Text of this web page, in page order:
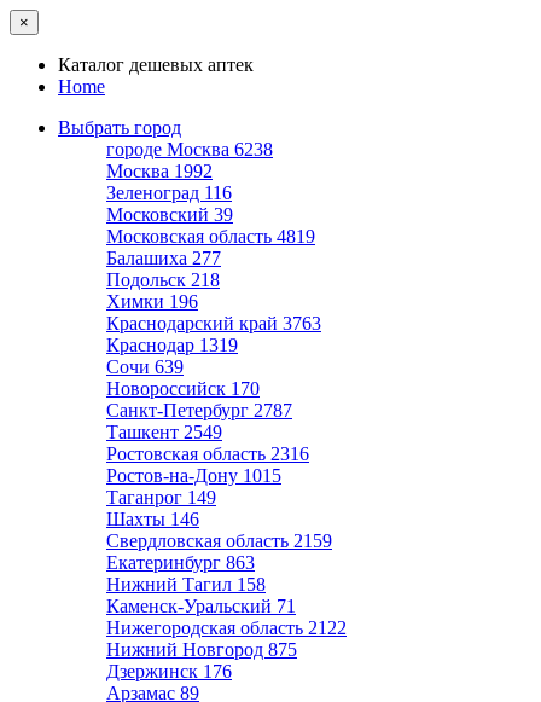
×
Каталог дешевых аптек
Home
Выбрать город
городе Москва 6238
Москва 1992
Зеленоград 116
Московский 39
Московская область 4819
Балашиха 277
Подольск 218
Химки 196
Краснодарский край 3763
Краснодар 1319
Сочи 639
Новороссийск 170
Санкт-Петербург 2787
Ташкент 2549
Ростовская область 2316
Ростов-на-Дону 1015
Таганрог 149
Шахты 146
Свердловская область 2159
Екатеринбург 863
Нижний Тагил 158
Каменск-Уральский 71
Нижегородская область 2122
Нижний Новгород 875
Дзержинск 176
Арзамас 89